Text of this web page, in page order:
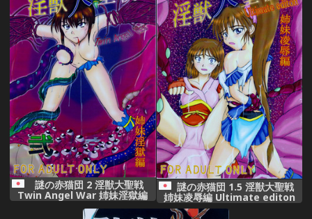
謎の赤猫団 2 淫獣大聖戦
Twin Angel War 姉妹淫獄編
謎の赤猫団 1.5 淫獣大聖戦
姉妹凌辱編 Ultimate editon